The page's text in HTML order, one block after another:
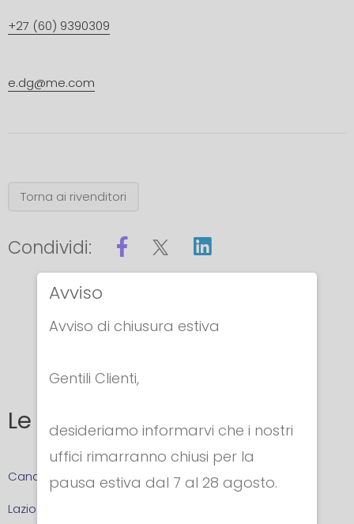
+27 (60) 9390309
e.dg@me.com
Torna ai rivenditori
Condividi:
Le zone
Canada
Lazio
Avviso
Avviso di chiusura estiva
Gentili Clienti,
desideriamo informarvi che i nostri
uffici rimarranno chiusi per la
pausa estiva dal 7 al 28 agosto.